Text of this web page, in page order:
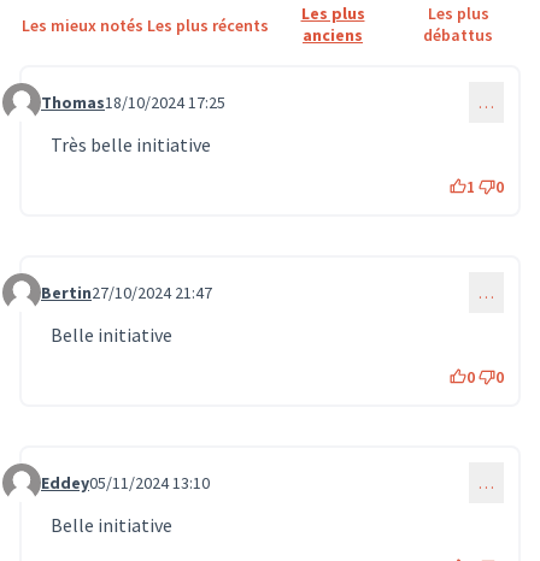
Les mieux notés Les plus récents
Les plus
anciens
Les plus
débattus
Commentaire 724
Thomas18/10/2024 17:25 …
Très belle initiative
1 0
Commentaire 856
Bertin27/10/2024 21:47 …
Belle initiative
0 0
Commentaire 1000
Eddey05/11/2024 13:10 …
Belle initiative